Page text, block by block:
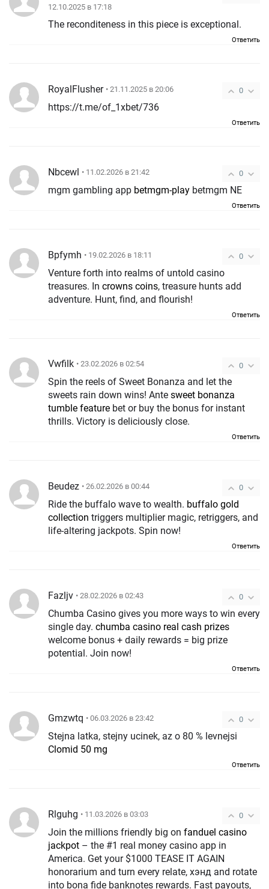
12.10.2025 в 17:18
The reconditeness in this piece is exceptional.
Ответить
0
RoyalFlusher • 21.11.2025 в 20:06
https://t.me/of_1xbet/736
Ответить
0
Nbcewl • 11.02.2026 в 21:42
mgm gambling app betmgm-play betmgm NE
Ответить
0
Bpfymh • 19.02.2026 в 18:11
Venture forth into realms of untold casino
treasures. In crowns coins, treasure hunts add
adventure. Hunt, find, and flourish!
Ответить
0
Vwfilk • 23.02.2026 в 02:54
Spin the reels of Sweet Bonanza and let the
sweets rain down wins! Ante sweet bonanza
tumble feature bet or buy the bonus for instant
thrills. Victory is deliciously close.
Ответить
0
Beudez • 26.02.2026 в 00:44
Ride the buffalo wave to wealth. buffalo gold
collection triggers multiplier magic, retriggers, and
life-altering jackpots. Spin now!
Ответить
0
Fazljv • 28.02.2026 в 02:43
Chumba Casino gives you more ways to win every
single day. chumba casino real cash prizes
welcome bonus + daily rewards = big prize
potential. Join now!
Ответить
0
Gmzwtq • 06.03.2026 в 23:42
Stejna latka, stejny ucinek, az o 80 % levnejsi
Clomid 50 mg
Ответить
0
Rlguhg • 11.03.2026 в 03:03
Join the millions friendly big on fanduel casino
jackpot
America. Get your $1000 TEASE IT AGAIN
honorarium and turn every relate, хэнд and rotate
into bona fide banknotes rewards. Fast payouts,